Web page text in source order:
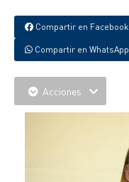
Compartir en Facebook
Compartir en WhatsApp
Acciones